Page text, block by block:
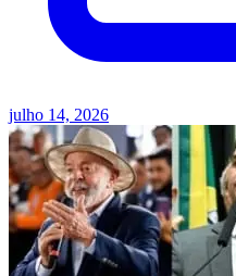
julho 14, 2026